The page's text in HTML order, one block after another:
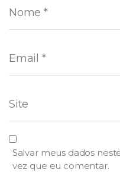
Salvar meus dados
vez que eu comentar.